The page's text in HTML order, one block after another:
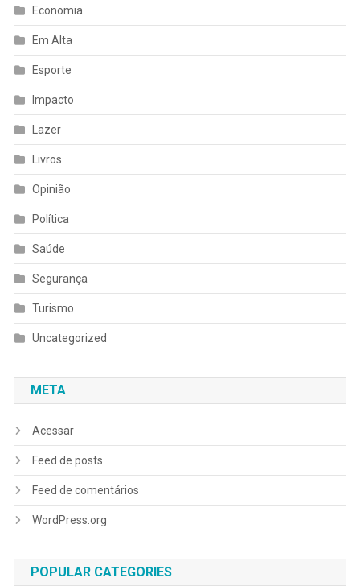
Economia
Em Alta
Esporte
Impacto
Lazer
Livros
Opinião
Política
Saúde
Segurança
Turismo
Uncategorized
META
Acessar
Feed de posts
Feed de comentários
WordPress.org
POPULAR CATEGORIES